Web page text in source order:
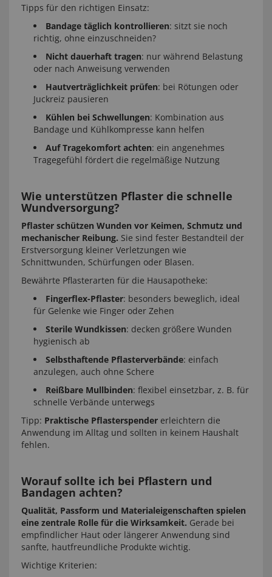
Tipps für den richtigen Einsatz:
Bandage täglich kontrollieren: sitzt sie noch
richtig, ohne einzuschneiden?
Nicht dauerhaft tragen: nur während Belastung
oder nach Anweisung verwenden
Hautverträglichkeit prüfen: bei Rötungen oder
Juckreiz pausieren
Kühlen bei Schwellungen: Kombination aus
Bandage und Kühlkompresse kann helfen
Auf Tragekomfort achten: ein angenehmes
Tragegefühl fördert die regelmäßige Nutzung
Wie unterstützen Pflaster die schnelle
Wundversorgung?
Pflaster schützen Wunden vor Keimen, Schmutz und
mechanischer Reibung. Sie sind fester Bestandteil der
Erstversorgung kleiner Verletzungen wie
Schnittwunden, Schürfungen oder Blasen.
Bewährte Pflasterarten für die Hausapotheke:
Fingerflex-Pflaster: besonders beweglich, ideal
für Gelenke wie Finger oder Zehen
Sterile Wundkissen: decken größere Wunden
hygienisch ab
Selbsthaftende Pflasterverbände: einfach
anzulegen, auch ohne Schere
Reißbare Mullbinden: flexibel einsetzbar, z. B. für
schnelle Verbände unterwegs
Tipp: Praktische Pflasterspender erleichtern die
Anwendung im Alltag und sollten in keinem Haushalt
fehlen.
Worauf sollte ich bei Pflastern und
Bandagen achten?
Qualität, Passform und Materialeigenschaften spielen
eine zentrale Rolle für die Wirksamkeit. Gerade bei
empfindlicher Haut oder längerer Anwendung sind
sanfte, hautfreundliche Produkte wichtig.
Wichtige Kriterien: